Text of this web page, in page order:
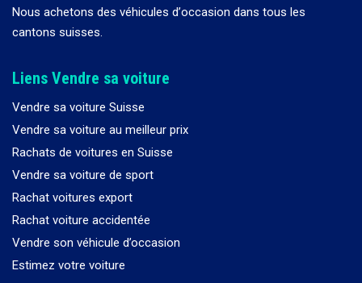
Nous achetons des véhicules d’occasion dans tous les
cantons suisses.
Liens Vendre sa voiture
Vendre sa voiture Suisse
Vendre sa voiture au meilleur prix
Rachats de voitures en Suisse
Vendre sa voiture de sport
Rachat voitures export
Rachat voiture accidentée
Vendre son véhicule d’occasion
Estimez votre voiture